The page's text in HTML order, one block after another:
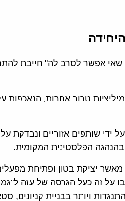
אפשר לסרב לה" חייבת
טרור אחרות, הנאכפות
שותפים אזוריים ונבדקת על
הפלסטינית המקומית.
מאשר יציקת בטון ופתיחת
על זה כעל הגרסה של עזה
ויותר בבניית קניונים,